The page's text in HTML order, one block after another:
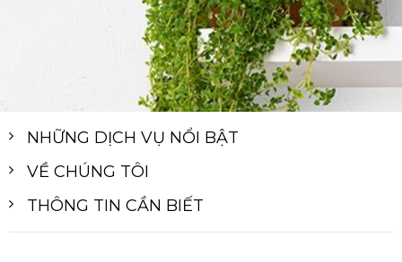
NHỮNG DỊCH VỤ NỔI BẬT
VỀ CHÚNG TÔI
THÔNG TIN CẦN BIẾT